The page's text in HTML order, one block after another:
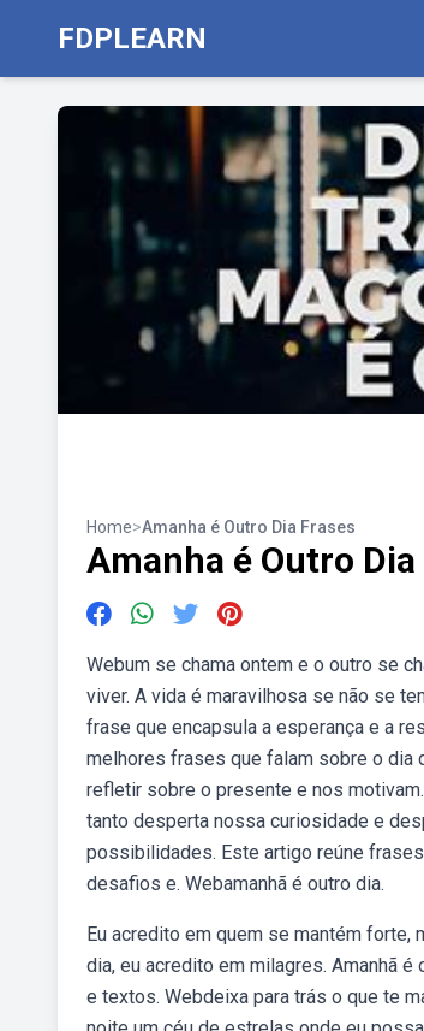
FDPLEARN
Home>Amanha é Outro Dia Frases
Amanha é Outro Dia
Webum se chama ontem e o outro se
viver. A vida é maravilhosa se não se
frase que encapsula a esperança e a
melhores frases que falam sobre o dia
refletir sobre o presente e nos
tanto desperta nossa curiosidade e
possibilidades. Este artigo reúne
desafios e. Webamanhã é outro dia.
Eu acredito em quem se mantém forte,
dia, eu acredito em milagres. Amanhã
e textos. Webdeixa para trás o que te